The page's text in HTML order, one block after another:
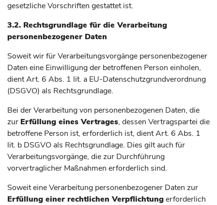
gesetzliche Vorschriften gestattet ist.
3.2. Rechtsgrundlage für die Verarbeitung
personenbezogener Daten
Soweit wir für Verarbeitungsvorgänge personenbezogener
Daten eine Einwilligung der betroffenen Person einholen,
dient Art. 6 Abs. 1 lit. a EU-Datenschutzgrundverordnung
(DSGVO) als Rechtsgrundlage.
Bei der Verarbeitung von personenbezogenen Daten, die
zur Erfüllung eines Vertrages, dessen Vertragspartei die
betroffene Person ist, erforderlich ist, dient Art. 6 Abs. 1
lit. b DSGVO als Rechtsgrundlage. Dies gilt auch für
Verarbeitungsvorgänge, die zur Durchführung
vorvertraglicher Maßnahmen erforderlich sind.
Soweit eine Verarbeitung personenbezogener Daten zur
Erfüllung einer rechtlichen Verpflichtungerforderlich